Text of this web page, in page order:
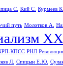
С. Кий С. Курмеев К.
путь Молотков А.
КПСС РНЛ
Л. Спицын Е.Ю.